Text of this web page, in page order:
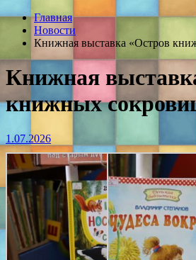
Главная
Новости
Книжная выставка «Остров
Книжная
книжных
1.07.2026